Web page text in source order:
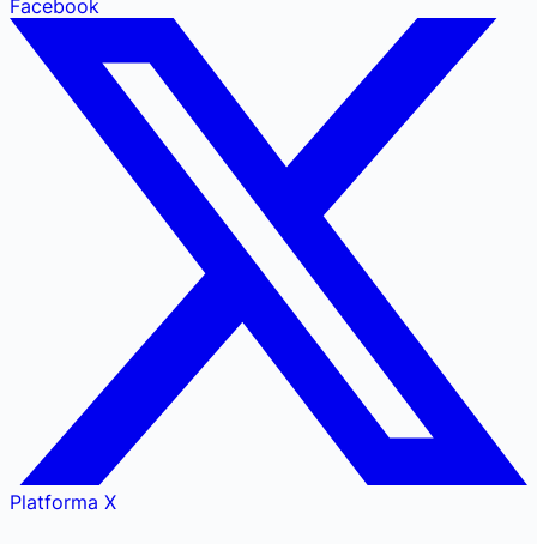
Facebook
Platforma X